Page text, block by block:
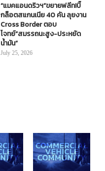
“แมคแอนดริวฯ”ขยายฟลีท!บิ๊
กล็อตสแกนเนีย 40 คัน ลุยงาน
Cross Border ตอบ
โจทย์“สมรรถนะสูง-ประหยัด
น้ำมัน”
July 25, 2026